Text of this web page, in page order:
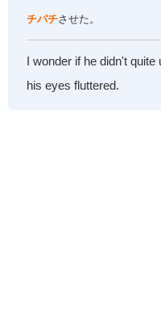
チパチさせた。
I wonder if he didn't
his eyes fluttered.